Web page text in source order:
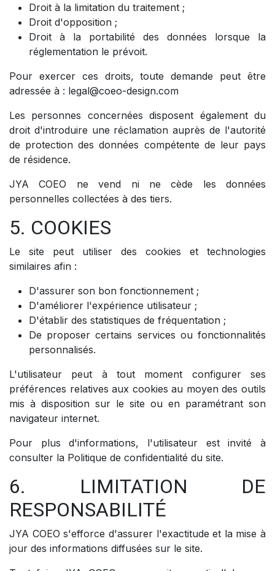
Droit à la limitation du traitement ;
Droit d'opposition ;
Droit à la portabilité des données lorsque la
réglementation le prévoit.
Pour exercer ces droits, toute demande peut être
adressée à : legal@coeo-design.com
Les personnes concernées disposent également du
droit d'introduire une réclamation auprès de l'autorité
de protection des données compétente de leur pays
de résidence.
JYA COEO ne vend ni ne cède les données
personnelles collectées à des tiers.
5. COOKIES
Le site peut utiliser des cookies et technologies
similaires afin :
D'assurer son bon fonctionnement ;
D'améliorer l'expérience utilisateur ;
D'établir des statistiques de fréquentation ;
De proposer certains services ou fonctionnalités
personnalisés.
L'utilisateur peut à tout moment configurer ses
préférences relatives aux cookies au moyen des outils
mis à disposition sur le site ou en paramétrant son
navigateur internet.
Pour plus d'informations, l'utilisateur est invité à
consulter la Politique de confidentialité du site.
6. LIMITATION DE
RESPONSABILITÉ
JYA COEO s'efforce d'assurer l'exactitude et la mise à
jour des informations diffusées sur le site.